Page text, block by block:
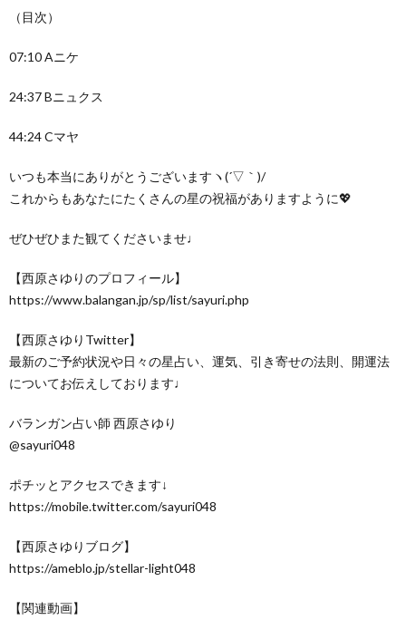
（目次）
07:10 Aニケ
24:37 Bニュクス
44:24 Cマヤ
いつも本当にありがとうございますヽ(´▽｀)/
これからもあなたにたくさんの星の祝福がありますように💖
ぜひぜひまた観てくださいませ♩
【西原さゆりのプロフィール】
https://www.balangan.jp/sp/list/sayuri.php
【西原さゆりTwitter】
最新のご予約状況や日々の星占い、運気、引き寄せの法則、開運法
についてお伝えしております♩
バランガン占い師 西原さゆり
@sayuri048
ポチッとアクセスできます↓
https://mobile.twitter.com/sayuri048
【西原さゆりブログ】
https://ameblo.jp/stellar-light048
【関連動画】